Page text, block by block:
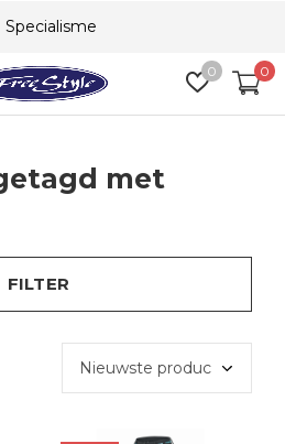
0 0
Specialisme
met
FILTER